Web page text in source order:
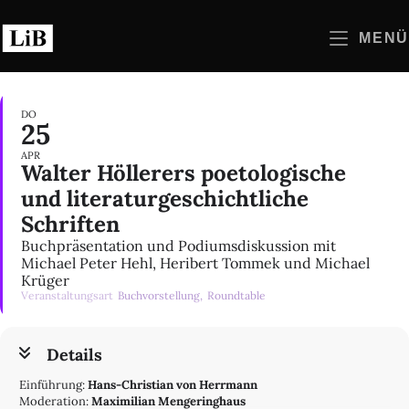
Inhalt
springen
MENÜ
DO
25
APR
Walter Höllerers poetologische
und literaturgeschichtliche
Schriften
Buchpräsentation und Podiumsdiskussion mit
Michael Peter Hehl, Heribert Tommek und Michael
Krüger
Veranstaltungsart Buchvorstellung, Roundtable
Details
Einführung:Hans-Christian von Herrmann
Moderation:Maximilian Mengeringhaus